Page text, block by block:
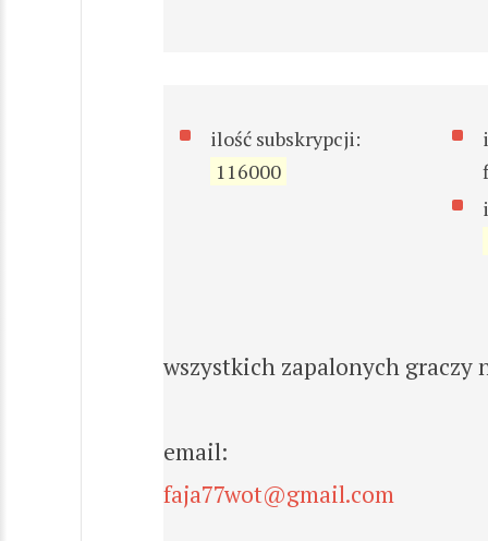
ilość subskrypcji:
116000
wszystkich zapalonych graczy
email:
faja77wot@gmail.com